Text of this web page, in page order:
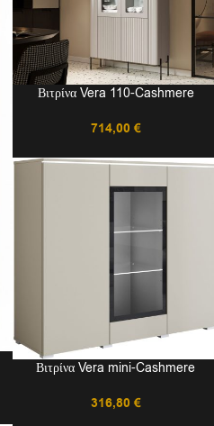
Βιτρίνα Vera 110-Cashmere
714,00 €
Βιτρίνα Vera mini-Cashmere
316,80 €